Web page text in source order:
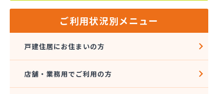
梶原商店
株式会社アイコーホームサービス 田主丸営業所
株式会社アイコーホームサービス 柳川営業所
ご利用状況別メニュー
戸建住居にお住まいの方
店舗・業務用でご利用の方